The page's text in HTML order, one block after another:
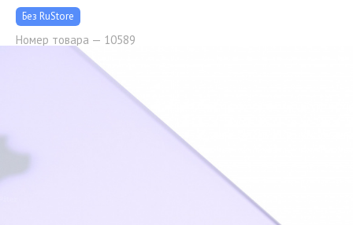
Без RuStore
Номер товара — 10589